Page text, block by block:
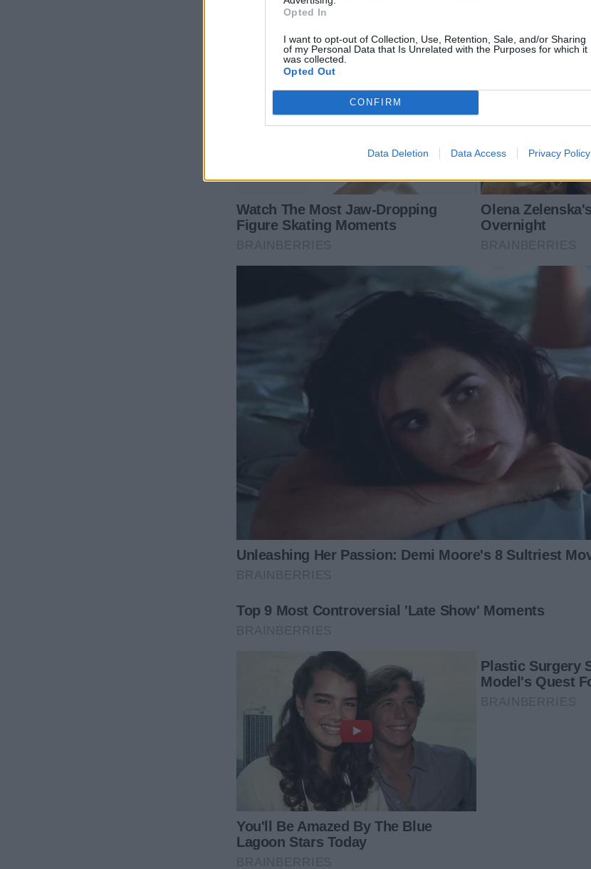
Opted In
I want to opt-out of Collection, Use, Retention, Sale, and/or Sharing
of my Personal Data that Is Unrelated with the Purposes for which it
was collected.
Opted Out
CONFIRM
Data Deletion Data Access Privacy Policy